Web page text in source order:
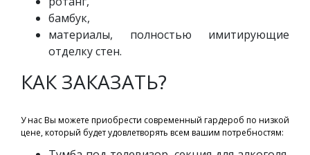
бамбук,
материалы, полностью имитирующие
отделку стен.
КАК ЗАКАЗАТЬ?
У нас Вы можете приобрести современный гардероб по низкой
цене, который будет удовлетворять всем вашим потребностям: